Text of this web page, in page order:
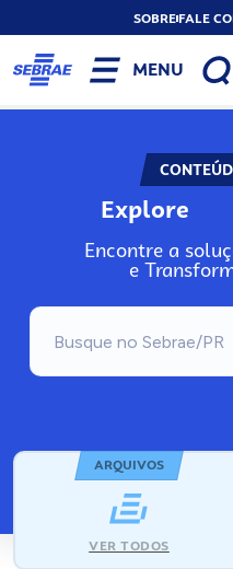
SOBREFALE
MENU
Explore
Encontre a
e
ARQUIVOS
VER TODOS